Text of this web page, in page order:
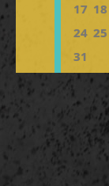
17 18
24 25
31